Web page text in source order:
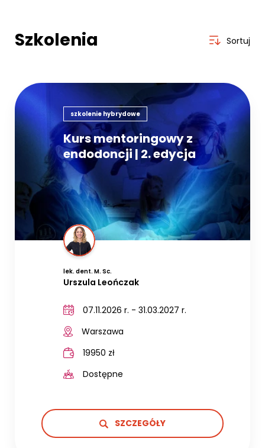
Szkolenia Sortuj
szkolenie hybrydowe
Kurs mentoringowy z
endodoncji | 2. edycja
lek. dent. M. Sc.
Urszula Leończak
07.11.2026 r. - 31.03.2027 r.
Warszawa
19950 zł
Dostępne
SZCZEGÓŁY